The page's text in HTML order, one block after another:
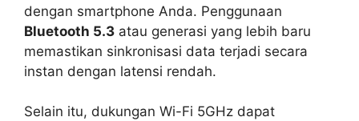
dengan smartphone Anda. Penggunaan
Bluetooth 5.3 atau generasi yang lebih baru
memastikan sinkronisasi data terjadi secara
instan dengan latensi rendah.
Selain itu, dukungan Wi-Fi 5GHz dapat